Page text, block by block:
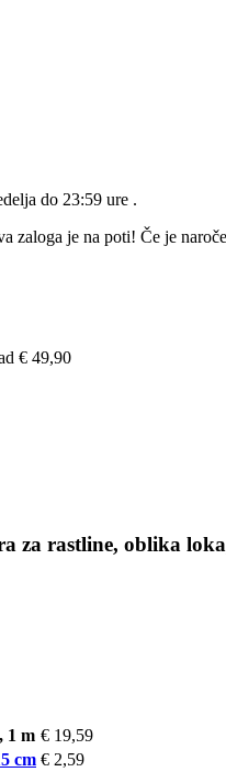
do 23:59 ure .
zaloga je na poti! Če je
€ 49,90
za rastline, oblika
1 m € 19,59
cm € 2,59